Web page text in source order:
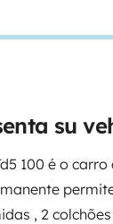
su
100 é o
, 2